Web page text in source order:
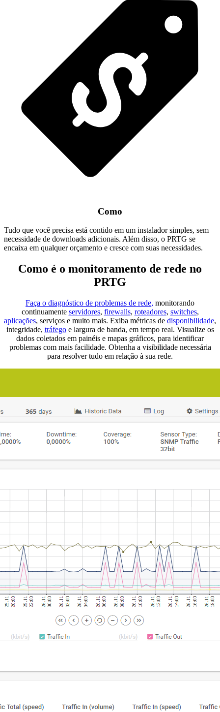
Como
Tudo que você precisa está contido em um instalador simples, sem
necessidade de downloads adicionais. Além disso, o PRTG se
encaixa em qualquer orçamento e cresce com suas necessidades.
Como é o monitoramento de rede no
PRTG
Faça o diagnóstico de problemas de rede, monitorando
continuamente servidores, firewalls, roteadores, switches,
aplicações, serviços e muito mais. Exiba métricas de disponibilidade,
integridade, tráfegoe largura de banda, em tempo real. Visualize os
dados coletados em painéis e mapas gráficos, para identificar
problemas com mais facilidade. Obtenha a visibilidade necessária
para resolver tudo em relação à sua rede.